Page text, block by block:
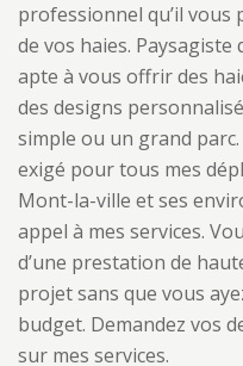
professionnel qu’il
de vos haies.
apte à vous offrir des
des designs
simple ou un grand
exigé pour tous mes
Mont-la-ville et ses
appel à mes services.
d’une prestation de
projet sans que vous
budget. Demandez vos
sur mes services.